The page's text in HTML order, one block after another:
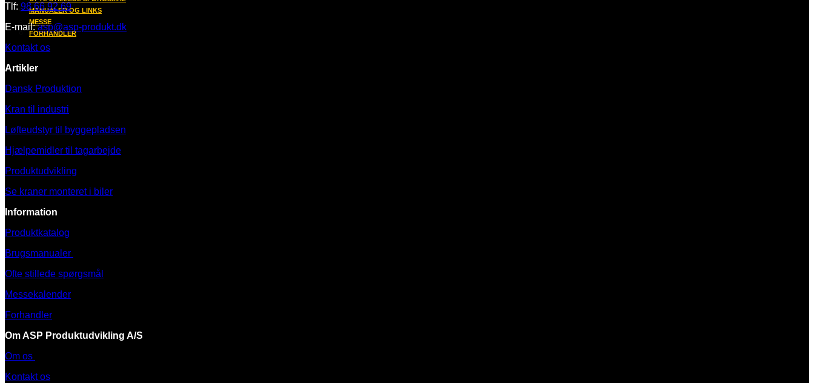
MANUALER OG LINKS
MESSE
FORHANDLER
Tlf: 98 66 92 69
E-mail:asp@asp-produkt.dk
Kontakt os
Artikler
Dansk Produktion
Kran til industri
Løfteudstyr til byggepladsen
Hjælpemidler til tagarbejde
Produktudvikling
Se kraner monteret i biler
Information
Produktkatalog
Brugsmanualer
Ofte stillede spørgsmål
Messekalender
Forhandler
Om ASP Produktudvikling A/S
Om os
Kontakt os